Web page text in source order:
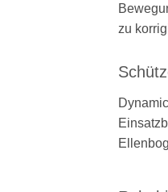
zu